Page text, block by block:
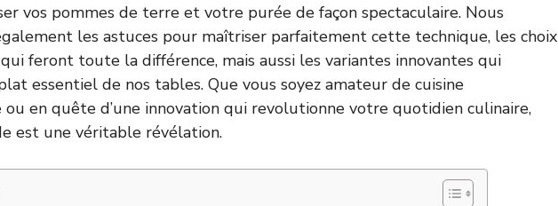
vos pommes de terre et votre purée de façon spectaculaire. Nous
les astuces pour maîtriser parfaitement cette technique, les choix
feront toute la différence, mais aussi les variantes innovantes qui
essentiel de nos tables. Que vous soyez amateur de cuisine
en quête d’une innovation qui revolutionne votre quotidien culinaire,
est une véritable révélation.